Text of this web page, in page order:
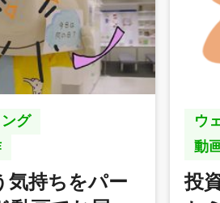
グ
気持ちをパー
ウ
動
投